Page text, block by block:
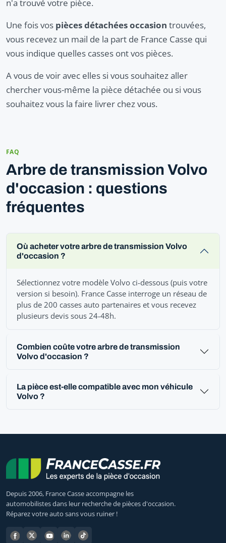
n'a trouvé votre pièce.
Une fois vos pièces détachées occasion trouvées,
vous recevez un mail de la part de France Casse qui
vous indique quelles casses ont vos pièces.
A vous de voir avec elles si vous souhaitez aller
chercher vous-même la pièce détachée ou si vous
souhaitez vous la faire livrer chez vous.
FAQ
Arbre de transmission Volvo
d'occasion : questions
fréquentes
Où acheter votre arbre de transmission Volvo
d'occasion ?
Sélectionnez votre modèle Volvo ci-dessous (puis votre
version si besoin). France Casse interroge un réseau de
plus de 200 casses auto partenaires et vous recevez
plusieurs devis sous 24-48h.
Combien coûte votre arbre de transmission
Volvo d'occasion ?
La pièce est-elle compatible avec mon véhicule
Volvo ?
Depuis 2006, France Casse accompagne les
automobilistes dans leur recherche de pièces d'occasion.
Réparez votre auto sans vous ruiner !